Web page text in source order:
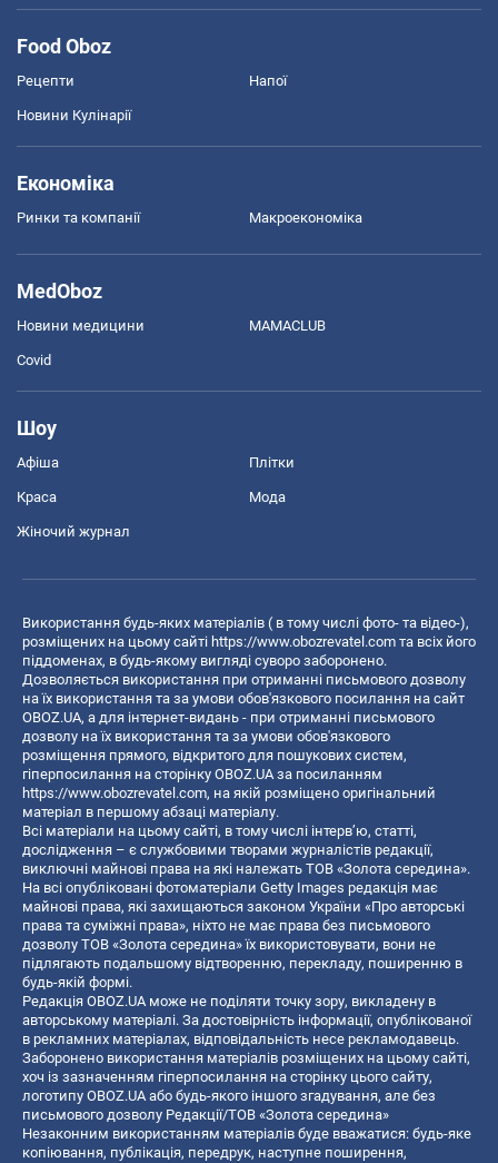
Food Oboz
Рецепти Напої
Новини Кулінарії
Економіка
Ринки та компанії Макроекономіка
MedOboz
Новини медицини MAMACLUB
Covid
Шоу
Афіша Плітки
Краса Мода
Жіночий журнал
Використання будь-яких матеріалів ( в тому числі фото- та відео-),
розміщених на цьому сайті https://www.obozrevatel.com та всіх його
піддоменах, в будь-якому вигляді суворо заборонено.
Дозволяється використання при отриманні письмового дозволу
на їх використання та за умови обов'язкового посилання на сайт
OBOZ.UA, а для інтернет-видань - при отриманні письмового
дозволу на їх використання та за умови обов'язкового
розміщення прямого, відкритого для пошукових систем,
гіперпосилання на сторінку OBOZ.UA за посиланням
https://www.obozrevatel.com, на якій розміщено оригінальний
матеріал в першому абзаці матеріалу.
Всі матеріали на цьому сайті, в тому числі інтерв’ю, статті,
дослідження – є службовими творами журналістів редакції,
виключні майнові права на які належать ТОВ «Золота середина».
На всі опубліковані фотоматеріали Getty Images редакція має
майнові права, які захищаються законом України «Про авторські
права та суміжні права», ніхто не має права без письмового
дозволу ТОВ «Золота середина» їх використовувати, вони не
підлягають подальшому відтворенню, перекладу, поширенню в
будь-якій формі.
Редакція OBOZ.UA може не поділяти точку зору, викладену в
авторському матеріалі. За достовірність інформації, опублікованої
в рекламних матеріалах, відповідальність несе рекламодавець.
Заборонено використання матеріалів розміщених на цьому сайті,
хоч із зазначенням гіперпосилання на сторінку цього сайту,
логотипу OBOZ.UA або будь-якого іншого згадування, але без
письмового дозволу Редакції/ТОВ «Золота середина»
Незаконним використанням матеріалів буде вважатися: будь-яке
копiювання, публiкацiя, передрук, наступне поширення,